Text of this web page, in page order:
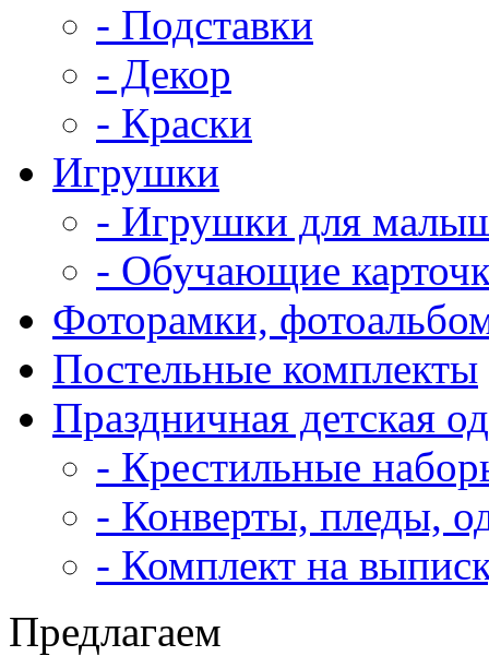
- Подставки
- Декор
- Краски
Игрушки
- Игрушки для
- Обучающие
Фоторамки,
Постельные комплекты
Праздничная детская
- Крестильные
- Конверты, пледы,
- Комплект на
Предлагаем